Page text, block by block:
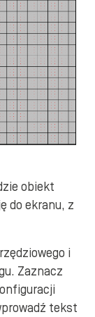
obiekt
do ekranu, z
i
Zaznacz
tekst